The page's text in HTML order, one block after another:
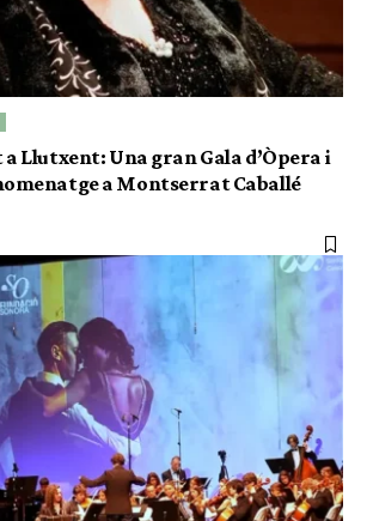
Llutxent: Una gran Gala d’Òpera i
a Montserrat Caballé